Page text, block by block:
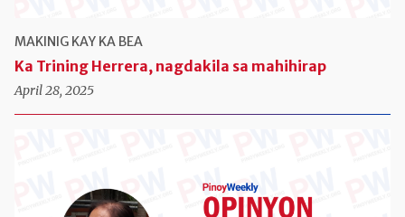
MAKINIG KAY KA BEA
Ka Trining Herrera, nagdakila sa mahihirap
April 28, 2025